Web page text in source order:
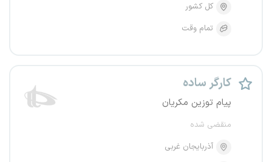
کل کشور
تمام وقت
کارگر ساده
پیام توزین مکریان
منقضی شده
آذربایجان غربی